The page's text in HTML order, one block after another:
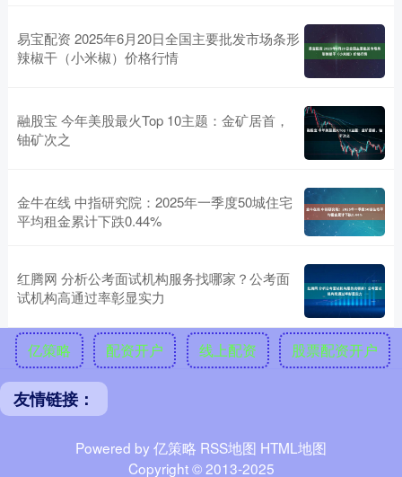
易宝配资 2025年6月20日全国主要批发市场条形
辣椒干（小米椒）价格行情
融股宝 今年美股最火Top 10主题：金矿居首，
铀矿次之
金牛在线 中指研究院：2025年一季度50城住宅
平均租金累计下跌0.44%
红腾网 分析公考面试机构服务找哪家？公考面
试机构高通过率彰显实力
亿策略 配资开户 线上配资 股票配资开户
友情链接：
Powered by 亿策略 RSS地图 HTML地图
Copyright© 2013-2025